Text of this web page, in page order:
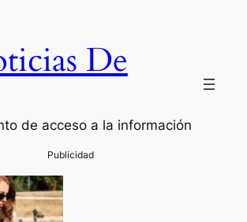
De
de acceso a la información